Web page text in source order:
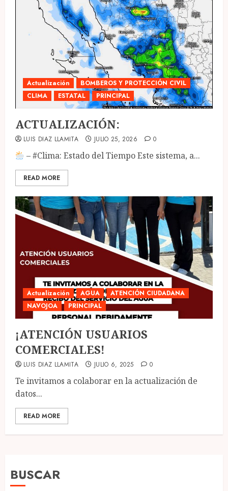
Actualización
BOMBEROS Y PROTECCIÓN CIVIL
CLIMA
ESTATAL PRINCIPAL
ACTUALIZACIÓN:
LUIS DIAZ LLAMITA JULIO 25, 2026 0
– #Clima: Estado del Tiempo Este sistema, a...
READ MORE
Actualización AGUA
ATENCIÓN CIUDADANA
NAVOJOA
PRINCIPAL
¡ATENCIÓN USUARIOS
COMERCIALES!
LUIS DIAZ LLAMITA JULIO 6, 2025 0
Te invitamos a colaborar en la actualización de
datos...
READ MORE
BUSCAR